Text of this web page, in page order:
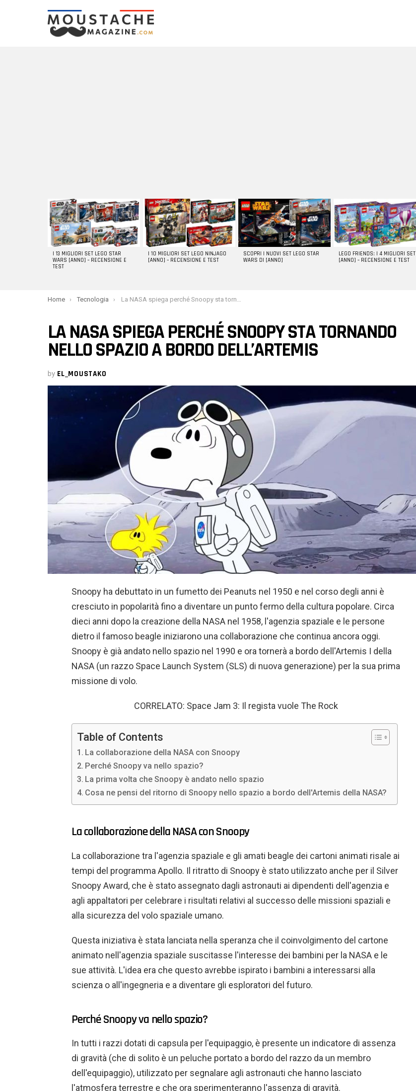
LATEST
STORIES
I 13 MIGLIORI SET LEGO STAR
WARS [ANNO] – RECENSIONE E
TEST
I 10 MIGLIORI SET LEGO NINJAGO
[ANNO] – RECENSIONE E TEST
SCOPRI I NUOVI SET LEGO STAR
WARS DI [ANNO]
LEGO FRIENDS: I 4 MIGLIORI SET
[ANNO] – RECENSIONE E TEST
You are here:
Home Tecnologia La NASA spiega perché Snoopy sta tornando nello spazio a bordo dell’Artemis
LA NASA SPIEGA PERCHÉ SNOOPY STA TORNANDO
NELLO SPAZIO A BORDO DELL’ARTEMIS
by EL_MOUSTAKO
Snoopy ha debuttato in un fumetto dei Peanuts nel 1950 e nel corso degli anni è
cresciuto in popolarità fino a diventare un punto fermo della cultura popolare. Circa
dieci anni dopo la creazione della NASA nel 1958, l'agenzia spaziale e le persone
dietro il famoso beagle iniziarono una collaborazione che continua ancora oggi.
Snoopy è già andato nello spazio nel 1990 e ora tornerà a bordo dell'Artemis I della
NASA (un razzo Space Launch System (SLS) di nuova generazione) per la sua prima
missione di volo.
CORRELATO: Space Jam 3: Il regista vuole The Rock
Table of Contents
La collaborazione della NASA con Snoopy
Perché Snoopy va nello spazio?
La prima volta che Snoopy è andato nello spazio
Cosa ne pensi del ritorno di Snoopy nello spazio a bordo dell'Artemis della NASA?
La collaborazione della NASA con Snoopy
La collaborazione tra l'agenzia spaziale e gli amati beagle dei cartoni animati risale ai
tempi del programma Apollo. Il ritratto di Snoopy è stato utilizzato anche per il Silver
Snoopy Award, che è stato assegnato dagli astronauti ai dipendenti dell'agenzia e
agli appaltatori per celebrare i risultati relativi al successo delle missioni spaziali e
alla sicurezza del volo spaziale umano.
Questa iniziativa è stata lanciata nella speranza che il coinvolgimento del cartone
animato nell'agenzia spaziale suscitasse l'interesse dei bambini per la NASA e le
sue attività. L'idea era che questo avrebbe ispirato i bambini a interessarsi alla
scienza o all'ingegneria e a diventare gli esploratori del futuro.
Perché Snoopy va nello spazio?
In tutti i razzi dotati di capsula per l'equipaggio, è presente un indicatore di assenza
di gravità (che di solito è un peluche portato a bordo del razzo da un membro
dell'equipaggio), utilizzato per segnalare agli astronauti che hanno lasciato
l'atmosfera terrestre e che ora sperimenteranno l'assenza di gravità.